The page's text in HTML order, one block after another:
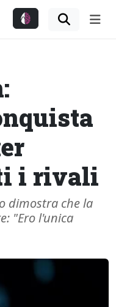
i rivali
dimostra che la
"Ero l'unica